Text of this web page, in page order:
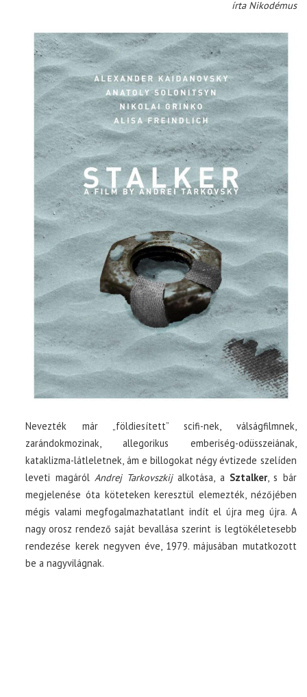
írta Nikodémus
Nevezték már „földiesített” scifi-nek, válságfilmnek,
zarándokmozinak, allegorikus emberiség-odüsszeiának,
kataklizma-látleletnek, ám e billogokat négy évtizede szelíden
leveti magáról Andrej Tarkovszkijalkotása, a Sztalker, s bár
megjelenése óta köteteken keresztül elemezték, nézőjében
mégis valami megfogalmazhatatlant indít el újra meg újra. A
nagy orosz rendező saját bevallása szerint is legtökéletesebb
rendezése kerek negyven éve, 1979. májusában mutatkozott
be a nagyvilágnak.